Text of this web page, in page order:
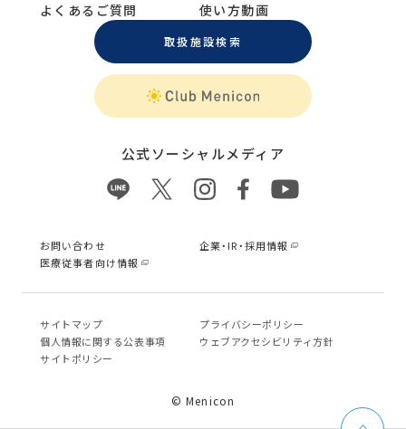
よくあるご質問 使い方動画
取扱施設検索
公式ソーシャルメディア
お問い合わせ
企業・IR・採用情報
医療従事者向け情報
サイトマップ
プライバシーポリシー
個⼈情報に関する公表事項
ウェブアクセシビリティ方針
サイトポリシー
© Menicon